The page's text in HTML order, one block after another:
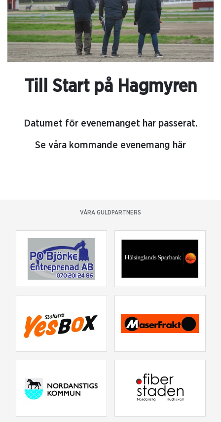
Till Start på Hagmyren
Datumet för evenemanget har passerat.
Se våra kommande evenemang här
VÅRA GULDPARTNERS